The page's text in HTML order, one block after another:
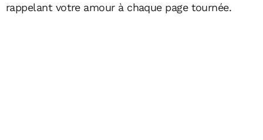
rappelant votre amour à chaque page tournée.